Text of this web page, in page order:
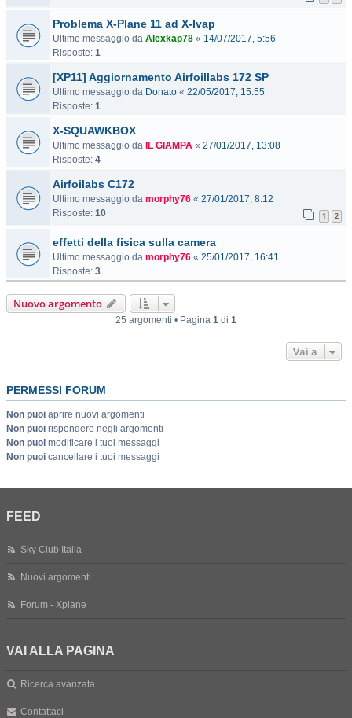
Problema X-Plane 11 ad X-Ivap
Ultimo messaggio da Alexkap78 « 14/07/2017, 5:56
Risposte: 1
[XP11] Aggiornamento Airfoillabs 172 SP
Ultimo messaggio da Donato « 22/05/2017, 15:55
Risposte: 1
X-SQUAWKBOX
Ultimo messaggio da IL GIAMPA « 27/01/2017, 13:08
Risposte: 4
Airfoilabs C172
Ultimo messaggio da morphy76 « 27/01/2017, 8:12
Risposte: 10 1 2
effetti della fisica sulla camera
Ultimo messaggio da morphy76 « 25/01/2017, 16:41
Risposte: 3
Nuovo argomento
25 argomenti • Pagina 1 di 1
Vai a
PERMESSI FORUM
Non puoi aprire nuovi argomenti
Non puoi rispondere negli argomenti
Non puoi modificare i tuoi messaggi
Non puoi cancellare i tuoi messaggi
FEED
Sky Club Italia
Nuovi argomenti
Forum - Xplane
VAI ALLA PAGINA
Ricerca avanzata
Contattaci